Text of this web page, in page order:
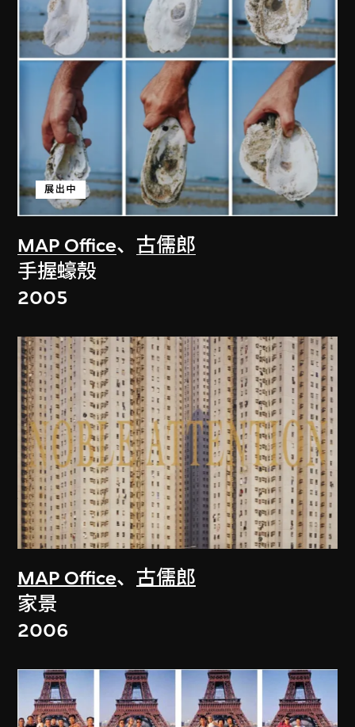
MAP Office、 古儒郎
展出中
手握蠔殼
2005
MAP Office、 古儒郎
家景
2006